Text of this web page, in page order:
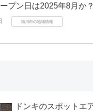
プン日は2025年8月か？
旭川市の地域情報
ドンキのスポットエ